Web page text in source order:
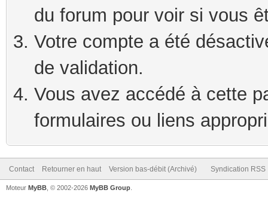
du forum pour voir si vous
Votre compte a été
de validation.
Vous avez accédé à cette
formulaires ou liens
Contact Retourner en haut Version bas-débit (Archivé) Syndication RSS
Moteur MyBB , © 2002-2026 MyBB Group